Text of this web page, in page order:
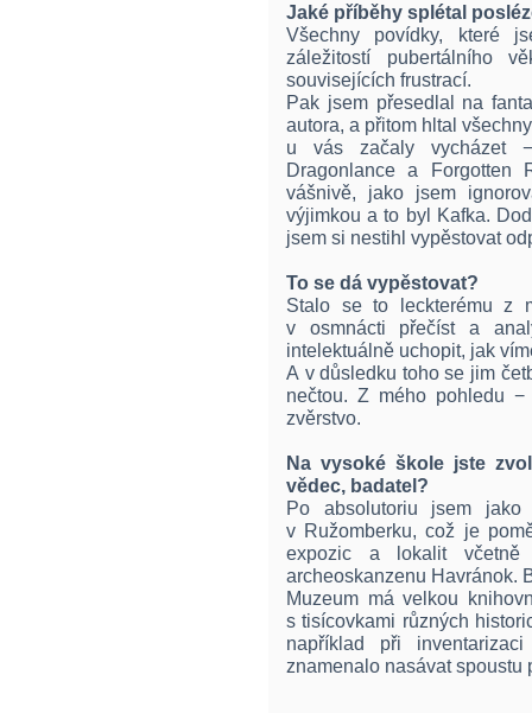
Jaké příběhy splétal
Všechny povídky, které
záležitostí pubertálního
souvisejících frustrací.
Pak jsem přesedlal na
autora, a přitom hltal
u vás začaly vycházet −
Dragonlance a Forgotten
vášnivě, jako jsem
výjimkou a to byl Kafka.
jsem si nestihl vypěstovat
To se dá vypěstovat?
Stalo se to leckterému z
v osmnácti přečíst a
intelektuálně uchopit, jak
A v důsledku toho se jim
nečtou. Z mého pohledu −
zvěrstvo.
Na vysoké škole jste
vědec, badatel?
Po absolutoriu jsem jako
v Ružomberku, což je
expozic a lokalit včetně
archeoskanzenu Havránok.
Muzeum má velkou
s tisícovkami různých
například při
znamenalo nasávat